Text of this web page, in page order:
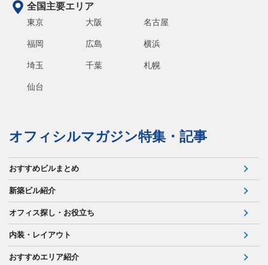
全国主要エリア
東京 大阪 名古屋
福岡 広島 横浜
埼玉 千葉 札幌
仙台
オフィシルマガジン特集・記事
おすすめビルまとめ
新築ビル紹介
オフィス探し・お役立ち
内装・レイアウト
おすすめエリア紹介